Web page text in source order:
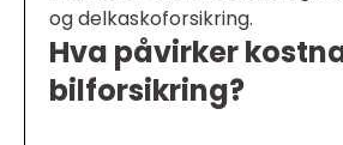
og delkaskoforsikring.
Hva påvirker
bilforsikring?